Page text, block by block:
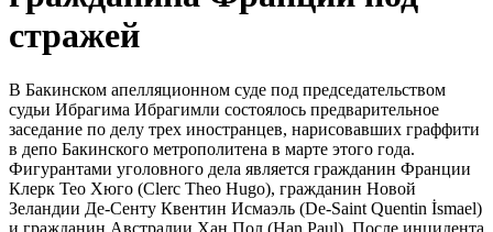
стражей
В Бакинском апелляционном суде под председательством
судьи Ибрагима Ибрагимли состоялось предварительное
заседание по делу трех иностранцев, нарисовавших граффити
в депо Бакинского метрополитена в марте этого года.
Фигурантами уголовного дела является гражданин Франции
Клерк Тео Хюго (Clerc Theo Hugo), гражданин Новой
Зеландии Де-Сенту Квентин Исмаэль (De-Saint Quentin İsmael)
и гражданин Австралии Хан Пол (Han Paul). После инцидента